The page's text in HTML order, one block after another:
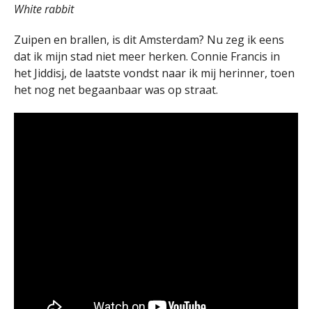
White rabbit
Zuipen en brallen, is dit Amsterdam? Nu zeg ik eens
dat ik mijn stad niet meer herken. Connie Francis in
het Jiddisj, de laatste vondst naar ik mij herinner, toen
het nog net begaanbaar was op straat.